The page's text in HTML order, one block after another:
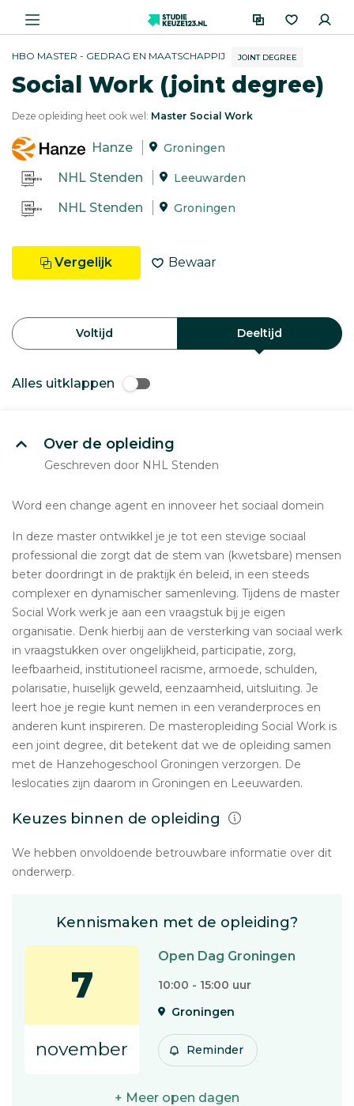
HBO MASTER - GEDRAG EN MAATSCHAPPIJ JOINT DEGREE
Social Work (joint degree)
Deze opleiding heet ook wel: Master Social Work
Hanze Groningen
NHL Stenden Leeuwarden
NHL Stenden Groningen
Vergelijk Bewaar
Voltijd Deeltijd
Alles uitklappen
Over de opleiding
Geschreven door NHL Stenden
Word een change agent en innoveer het sociaal domein
In deze master ontwikkel je je tot een stevige sociaal
professional die zorgt dat de stem van (kwetsbare) mensen
beter doordringt in de praktijk én beleid, in een steeds
complexer en dynamischer samenleving. Tijdens de master
Social Work werk je aan een vraagstuk bij je eigen
organisatie. Denk hierbij aan de versterking van sociaal werk
in vraagstukken over ongelijkheid, participatie, zorg,
leefbaarheid, institutioneel racisme, armoede, schulden,
polarisatie, huiselijk geweld, eenzaamheid, uitsluiting. Je
leert hoe je regie kunt nemen in een veranderproces en
anderen kunt inspireren. De masteropleiding Social Work is
een joint degree, dit betekent dat we de opleiding samen
met de Hanzehogeschool Groningen verzorgen. De
leslocaties zijn daarom in Groningen en Leeuwarden.
Keuzes binnen de opleiding
We hebben onvoldoende betrouwbare informatie over dit
onderwerp.
Kennismaken met de opleiding?
7
november
Open Dag Groningen
10:00 - 15:00 uur
Groningen
Reminder
+ Meer open dagen